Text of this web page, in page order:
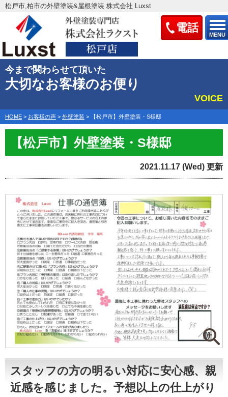
電話
MENU
松戸市,柏市の外壁塗装&屋根塗装 株式会社 Luxst
今まで関わらせて頂いた
大切なお客様のお便り
VOICE
HOME > お客様の声 > 外壁塗装 > 【松戸市】外壁塗装・S様邸
【松戸市】外壁塗装・S様邸
2021.11.17 (Wed) 更新
スタッフの方の明るい対応に安心感、親
近感を感じました。予想以上の仕上がり